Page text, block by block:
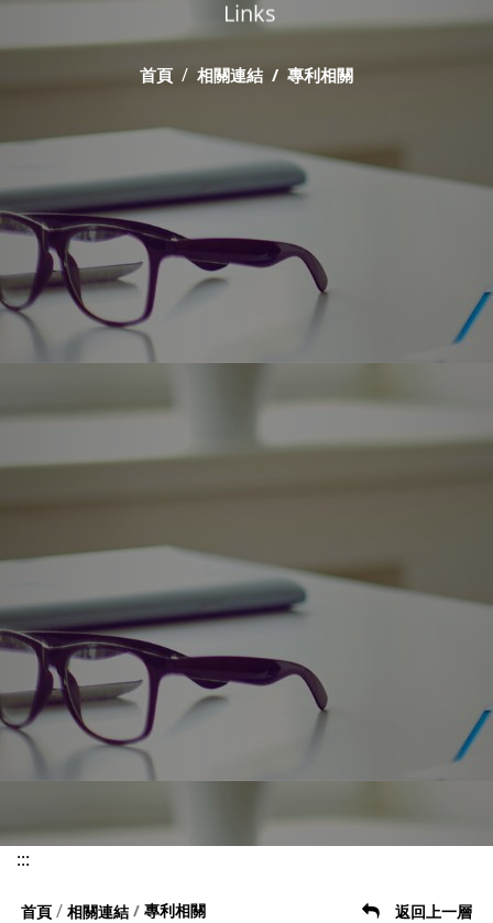
Links
首頁 相關連結 專利相關
:::
首頁 相關連結 專利相關 返回上一層